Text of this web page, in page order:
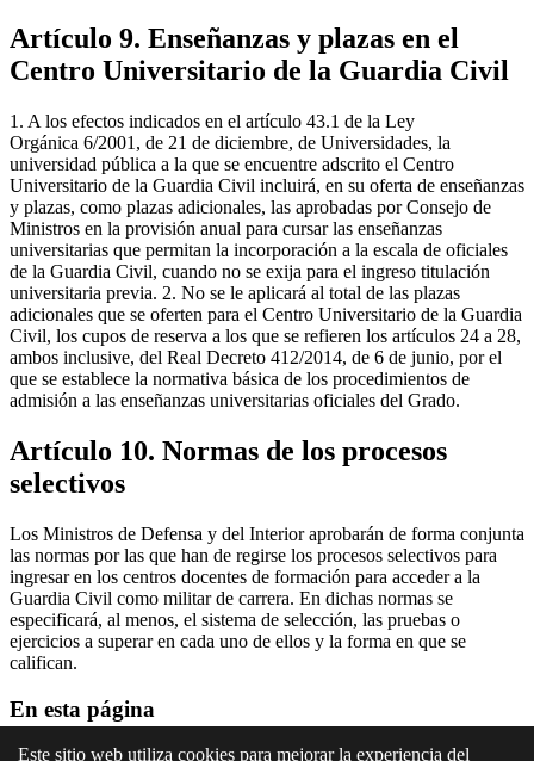
Artículo 9. Enseñanzas y plazas en el
Centro Universitario de la Guardia Civil
1. A los efectos indicados en el artículo 43.1 de la Ley
Orgánica 6/2001, de 21 de diciembre, de Universidades, la
universidad pública a la que se encuentre adscrito el Centro
Universitario de la Guardia Civil incluirá, en su oferta de enseñanzas
y plazas, como plazas adicionales, las aprobadas por Consejo de
Ministros en la provisión anual para cursar las enseñanzas
universitarias que permitan la incorporación a la escala de oficiales
de la Guardia Civil, cuando no se exija para el ingreso titulación
universitaria previa. 2. No se le aplicará al total de las plazas
adicionales que se oferten para el Centro Universitario de la Guardia
Civil, los cupos de reserva a los que se refieren los artículos 24 a 28,
ambos inclusive, del Real Decreto 412/2014, de 6 de junio, por el
que se establece la normativa básica de los procedimientos de
admisión a las enseñanzas universitarias oficiales del Grado.
Artículo 10. Normas de los procesos
selectivos
Los Ministros de Defensa y del Interior aprobarán de forma conjunta
las normas por las que han de regirse los procesos selectivos para
ingresar en los centros docentes de formación para acceder a la
Guardia Civil como militar de carrera. En dichas normas se
especificará, al menos, el sistema de selección, las pruebas o
ejercicios a superar en cada uno de ellos y la forma en que se
califican.
En esta página
Artículo 6. Provisión anual de plazas
Este sitio web utiliza cookies para mejorar la experiencia del